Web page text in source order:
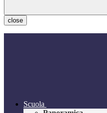
close
Scuola